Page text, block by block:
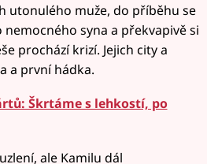
utonulého muže, do příběhu se
syna a překvapivě si
prochází krizí. Jejich city a
a první hádka.
Škrtáme s lehkostí, po
ale Kamilu dál